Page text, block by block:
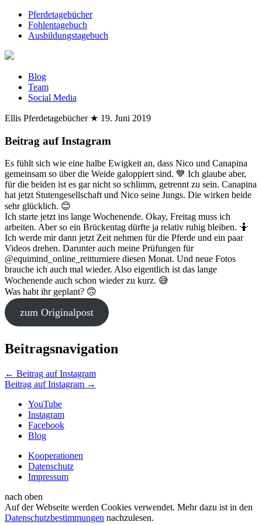
Pferdetagebücher
Fohlentagebuch
Ausbildungstagebuch
Blog
Team
Social Media
Ellis Pferdetagebücher ★ 19. Juni 2019
Beitrag auf Instagram
Es fühlt sich wie eine halbe Ewigkeit an, dass Nico und Canapina
gemeinsam so über die Weide galoppiert sind. 💙 Ich glaube aber,
für die beiden ist es gar nicht so schlimm, getrennt zu sein. Canapina
hat jetzt Stutengesellschaft und Nico seine Jungs. Die wirken beide
sehr glücklich. 😊
Ich starte jetzt ins lange Wochenende. Okay, Freitag muss ich
arbeiten. Aber so ein Brückentag dürfte ja relativ ruhig bleiben. 🤷
Ich werde mir dann jetzt Zeit nehmen für die Pferde und ein paar
Videos drehen. Darunter auch meine Prüfungen für
@equimind_online_reitturniere diesen Monat. Und neue Fotos
brauche ich auch mal wieder. Also eigentlich ist das lange
Wochenende auch schon wieder zu kurz. 😅
Was habt ihr geplant? 🙃
zum Originalpost
Beitragsnavigation
← Beitrag auf Instagram
Beitrag auf Instagram →
YouTube
Instagram
Facebook
Blog
Kooperationen
Datenschutz
Impressum
nach oben
Auf der Webseite werden Cookies verwendet. Mehr dazu ist in den
Datenschutzbestimmungen nachzulesen.